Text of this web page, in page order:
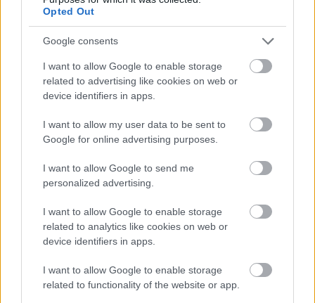
Opted Out
Google consents
I want to allow Google to enable storage
related to advertising like cookies on web or
device identifiers in apps.
I want to allow my user data to be sent to
Google for online advertising purposes.
I want to allow Google to send me
personalized advertising.
I want to allow Google to enable storage
related to analytics like cookies on web or
device identifiers in apps.
I want to allow Google to enable storage
related to functionality of the website or app.
ఎల్డెన్ రింగ్ యొక్క డీప్‌రూట్ డెప్త్స్‌లో లిచ్‌డ్రాగన్ ఫోర్టిసాక్స్‌తో
పోరాడుతున్న టార్నిష్డ్ ఇన్ బ్లాక్ నైఫ్ కవచం యొక్క అనిమే-శైలి
ఫ్యాన్ ఆర్ట్.
మరింత సమాచారం మరియు అధిక రిజల్యూషన్‌ల కోసం
చిత్రంపై క్లిక్ చేయండి లేదా నొక్కండి.